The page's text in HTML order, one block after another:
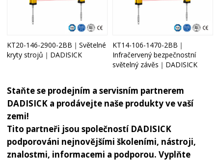
KT20-146-2900-2BB｜Světelné
kryty strojů｜DADISICK
KT14-106-1470-2BB｜
Infračervený bezpečnostní
světelný závěs｜DADISICK
Staňte se prodejním a servisním partnerem
DADISICK a prodávejte naše produkty ve vaší
zemi!
Tito partneři jsou společností DADISICK
podporováni nejnovějšími školeními, nástroji,
znalostmi, informacemi a podporou. Vyplňte